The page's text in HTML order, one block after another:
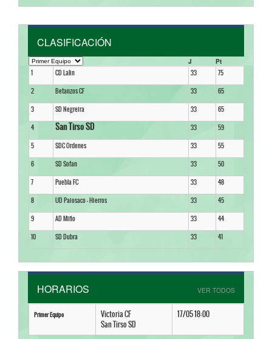
CLASIFICACIÓN
J Pt
1 CD Lalin 33
75
2
Betanzos CF 33
65
3
SD Negreira 33
65
4
San Tirso SD 33
59
5
SDC Ordenes 33
55
6
SD Sofan 33
50
7
Puebla FC 33
48
8
UD Paiosaco - Hierros 33
45
9
AD Miño 33
44
10
SD Dubra 33 41
HORARIOS VER TODOS
Primer Equipo
Victoria CF
San Tirso SD
17/05 18:00